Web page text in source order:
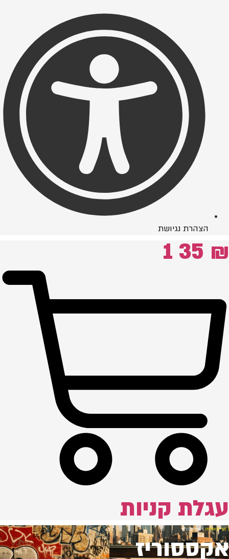
הצהרת נגיושת
35 ₪
1
עגלת קניות
ג'וזף קאופמן / אקססוריז
אקססוריז